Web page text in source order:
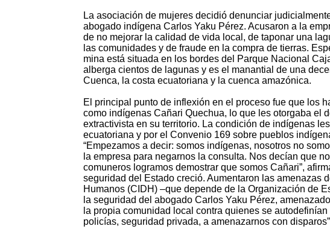
La asociación de mujeres decidió denunciar
abogado indígena Carlos Yaku Pérez. Acusaron a la
de no mejorar la calidad de vida local, de taponar una
las comunidades y de fraude en la compra de tierras.
mina está situada en los bordes del Parque Nacional
alberga cientos de lagunas y es el manantial de una
Cuenca, la costa ecuatoriana y la cuenca amazónica.
El principal punto de inflexión en el proceso fue que los
como indígenas Cañari Quechua, lo que les otorgaba el
extractivista en su territorio. La condición de indígenas
ecuatoriana y por el Convenio 169 sobre pueblos
“Empezamos a decir: somos indígenas, nosotros no
la empresa para negarnos la consulta. Nos decían que
comuneros logramos demostrar que somos Cañari”,
seguridad del Estado creció. Aumentaron las amenazas
Humanos (CIDH) –que depende de la Organización de
la seguridad del abogado Carlos Yaku Pérez,
la propia comunidad local contra quienes se
policías, seguridad privada, a amenazarnos con